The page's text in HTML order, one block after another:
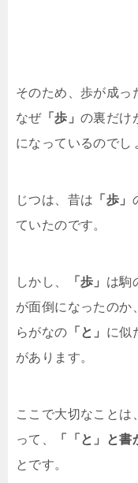
そのため、歩が成っ
なぜ「歩」の裏だけ
になっているのでし
じつは、昔は 「歩」
ていたのです。
しかし、 「歩」 は駒
が面倒になったのか
らがなの 「と」 に似
があります。
ここで大切なことは
って、
「「と」と書
とです。